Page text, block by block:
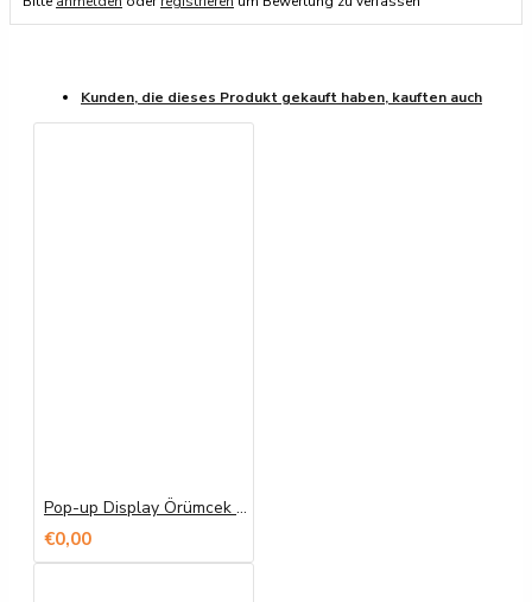
Kunden, die dieses Produkt gekauft haben, kauften auch
Pop-up Display Örümcek Banner Baskı
€0,00